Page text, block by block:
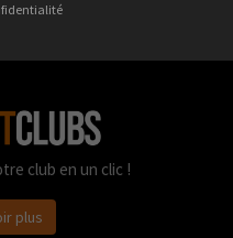
club en un clic !
plus